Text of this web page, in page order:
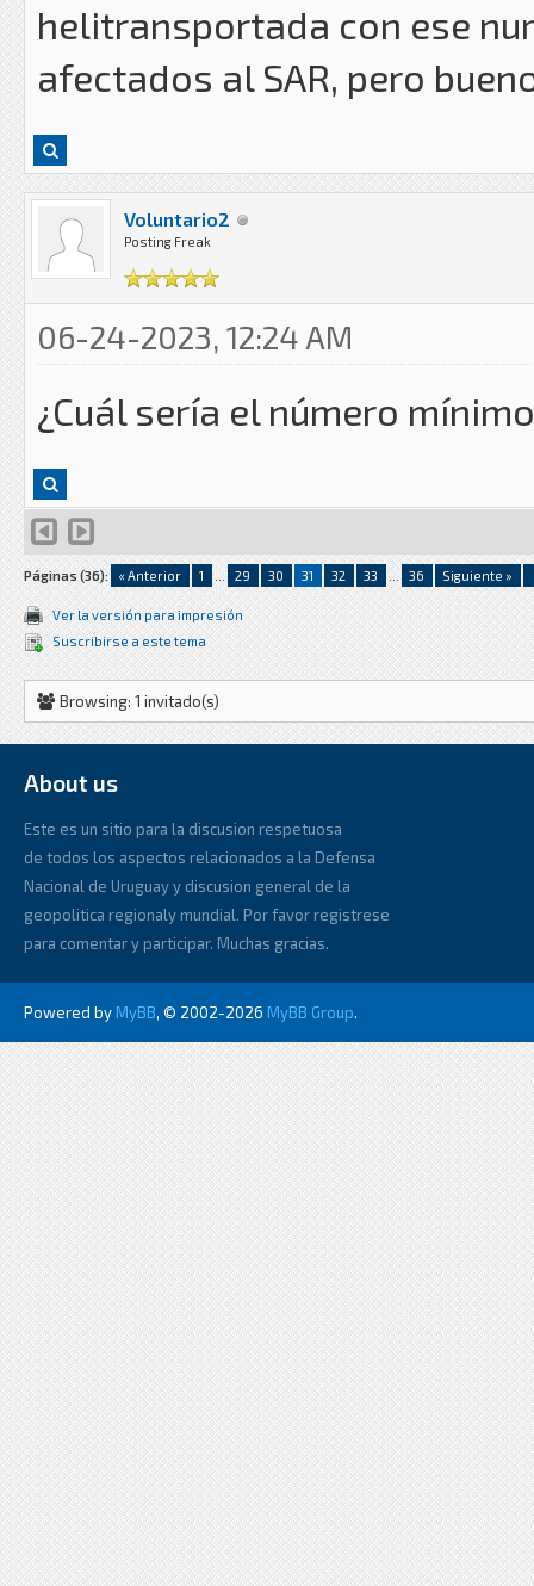
helitransportada con ese
afectados al SAR, pero
Voluntario2
Posting Freak
06-24-2023, 12:24 AM
¿Cuál sería el número
Páginas (36): « Anterior 1 ... 29 30 31 32 33 ... 36 Siguiente »
Ver la versión para impresión
Suscribirse a este tema
Browsing: 1 invitado(s)
About us
Este es un sitio para la discusion respetuosa
de todos los aspectos relacionados a la Defensa
Nacional de Uruguay y discusion general de la
geopolitica regionaly mundial. Por favor registrese
para comentar y participar. Muchas gracias.
Powered by MyBB, © 2002-2026 MyBB Group.